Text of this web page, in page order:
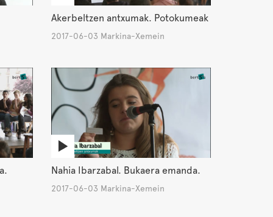
Akerbeltzen antxumak. Potokumeak
2017-06-03 Markina-Xemein
Nahia Ibarzabal. Bukaera emanda.
2017-06-03 Markina-Xemein